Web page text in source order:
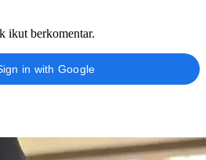
ikut berkomentar.
in with Google